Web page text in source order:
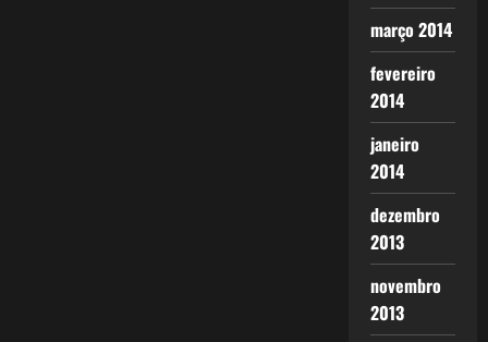
março 2014
fevereiro
2014
janeiro
2014
dezembro
2013
novembro
2013